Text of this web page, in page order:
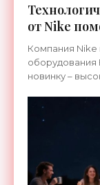
от Nike
ноги
Компания Nike
оборудования
новинку –